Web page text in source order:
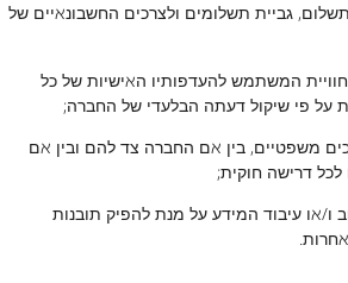
גביית תשלומים ולצרכים החשבונאיים של
המשתמש להעדפותיו האישיות של כל
על פי שיקול דעתה הבלעדי של החברה;
משפטיים, בין אם החברה צד להם ובין אם
דרישה חוקית;
ו/או עיבוד המידע על מנת להפיק תובנות